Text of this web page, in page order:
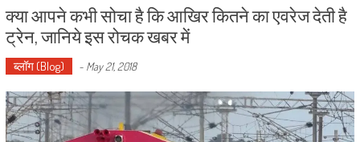
क्या आपने कभी सोचा है कि आखिर कितने का एवरेज देती है
ट्रेन, जानिये इस रोचक खबर में
ब्लॉग (Blog) - May 21, 2018